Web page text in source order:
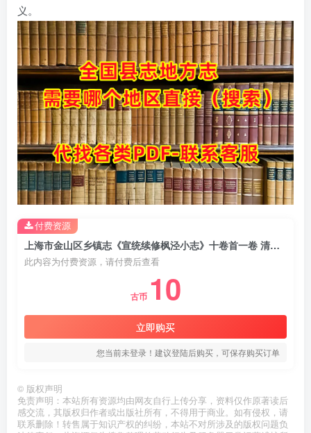
义。
上海市金山区乡镇志《宣统续修枫泾小志》十卷首一卷 清程兼善辑PDF电子版地方志下载
此内容为付费资源，请付费后查看
古币 10
立即购买
您当前未登录！建议登陆后购买，可保存购买订单
付费资源
© 版权声明
免责声明：本站所有资源均由网友自行上传分享，资料仅作原著读后
感交流，其版权归作者或出版社所有，不得用于商业。如有侵权，请
联系删除！转售属于知识产权的纠纷，本站不对所涉及的版权问题负